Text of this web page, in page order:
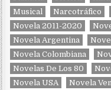
Musical
Narcotráfico
Novela 2011-2020
Novela Argentina
Novela Colombiana
Novelas De Los 80
Novela USA
Novela